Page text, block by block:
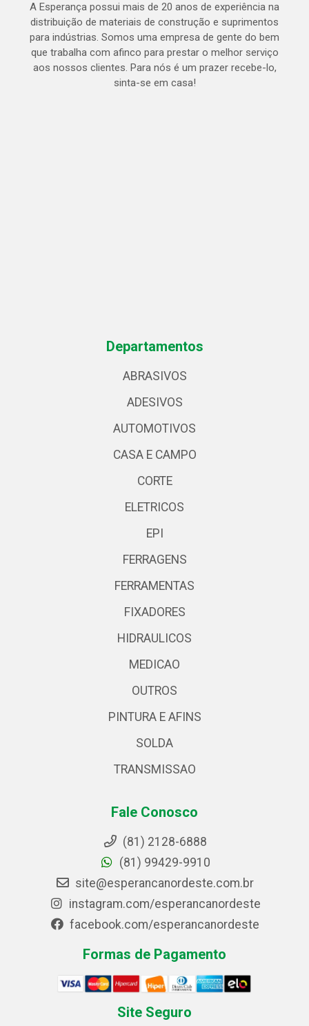
A Esperança possui mais de 20 anos de experiência na
distribuição de materiais de construção e suprimentos
para indústrias. Somos uma empresa de gente do bem
que trabalha com afinco para prestar o melhor serviço
aos nossos clientes. Para nós é um prazer recebe-lo,
sinta-se em casa!
Departamentos
ABRASIVOS
ADESIVOS
AUTOMOTIVOS
CASA E CAMPO
CORTE
ELETRICOS
EPI
FERRAGENS
FERRAMENTAS
FIXADORES
HIDRAULICOS
MEDICAO
OUTROS
PINTURA E AFINS
SOLDA
TRANSMISSAO
Fale Conosco
(81) 2128-6888
(81) 99429-9910
site@esperancanordeste.com.br
instagram.com/esperancanordeste
facebook.com/esperancanordeste
Formas de Pagamento
Site Seguro